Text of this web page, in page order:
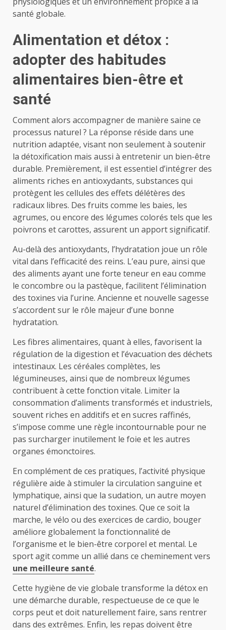
santé globale.
Alimentation et détox :
adopter des habitudes
alimentaires bien-être et
santé
Comment alors accompagner de manière saine ce
processus naturel ? La réponse réside dans une
nutrition adaptée, visant non seulement à soutenir
la détoxification mais aussi à entretenir un bien-être
durable. Premièrement, il est essentiel d’intégrer des
aliments riches en antioxydants, substances qui
protègent les cellules des effets délétères des
radicaux libres. Des fruits comme les baies, les
agrumes, ou encore des légumes colorés tels que les
poivrons et carottes, assurent un apport significatif.
Au-delà des antioxydants, l’hydratation joue un rôle
vital dans l’efficacité des reins. L’eau pure, ainsi que
des aliments ayant une forte teneur en eau comme
le concombre ou la pastèque, facilitent l’élimination
des toxines via l’urine. Ancienne et nouvelle sagesse
s’accordent sur le rôle majeur d’une bonne
hydratation.
Les fibres alimentaires, quant à elles, favorisent la
régulation de la digestion et l’évacuation des déchets
intestinaux. Les céréales complètes, les
légumineuses, ainsi que de nombreux légumes
contribuent à cette fonction vitale. Limiter la
consommation d’aliments transformés et industriels,
souvent riches en additifs et en sucres raffinés,
s’impose comme une règle incontournable pour ne
pas surcharger inutilement le foie et les autres
organes émonctoires.
En complément de ces pratiques, l’activité physique
régulière aide à stimuler la circulation sanguine et
lymphatique, ainsi que la sudation, un autre moyen
naturel d’élimination des toxines. Que ce soit la
marche, le vélo ou des exercices de cardio, bouger
améliore globalement la fonctionnalité de
l’organisme et le bien-être corporel et mental. Le
sport agit comme un allié dans ce cheminement vers
une meilleure santé.
Cette hygiène de vie globale transforme la détox en
une démarche durable, respectueuse de ce que le
corps peut et doit naturellement faire, sans rentrer
dans des extrêmes. Enfin, les repas doivent être